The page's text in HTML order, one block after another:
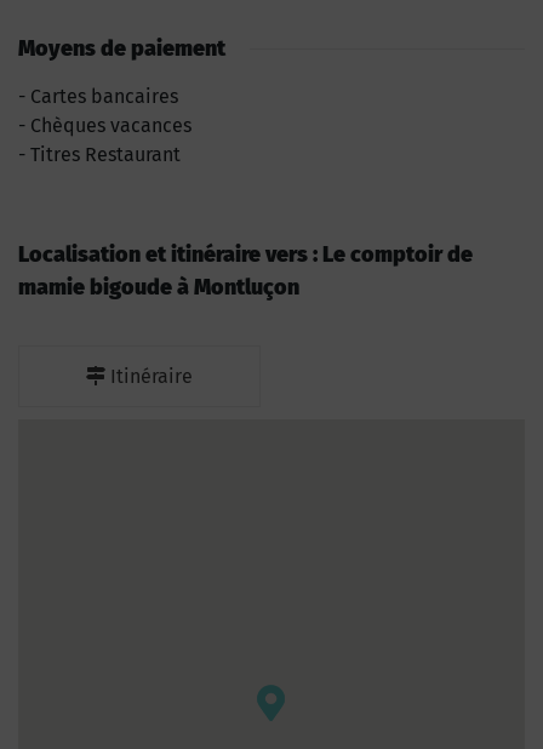
Moyens de paiement
Cartes bancaires
Chèques vacances
Titres Restaurant
Localisation et itinéraire vers : Le comptoir de
mamie bigoude à Montluçon
Itinéraire